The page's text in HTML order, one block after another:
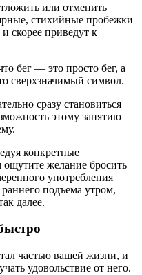
или отменить
стихийные пробежки
скорее приведут к
бег — это просто бег, а
сверхзначимый символ.
сразу становиться
этому занятию
конкретные
желание бросить
употребления
подъема утром,
далее.
частью вашей жизни, и
удовольствие от него.